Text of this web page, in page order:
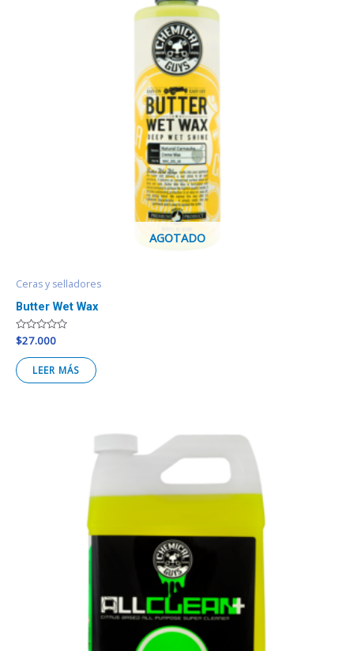
AGOTADO
Ceras y selladores
Butter Wet Wax
Valorado
en
0
de
5
$27.000
LEER MÁS